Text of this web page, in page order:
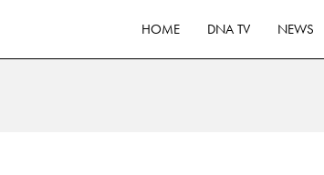
HOME DNA TV NEWS